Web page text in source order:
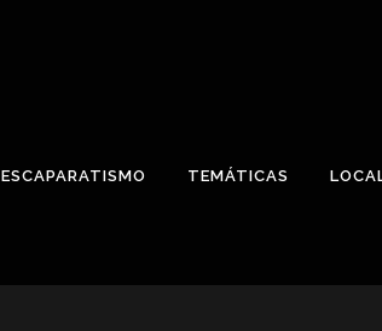
ESCAPARATISMO TEMÁTICAS